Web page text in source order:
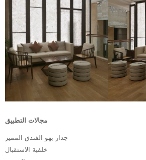
مجالات التطبيق
جدار بهو الفندق المميز
خلفية الاستقبال